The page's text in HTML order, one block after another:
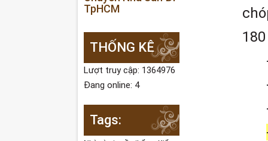
TpHCM
THỐNG KÊ
Lượt truy cập: 1364976
Đang online: 4
Tags: